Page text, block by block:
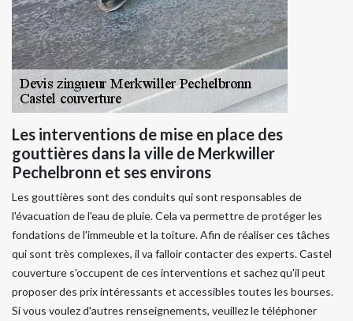
Les interventions de mise en place des
gouttières dans la ville de Merkwiller
Pechelbronn et ses environs
Les gouttières sont des conduits qui sont responsables de
l'évacuation de l'eau de pluie. Cela va permettre de protéger les
fondations de l'immeuble et la toiture. Afin de réaliser ces tâches
qui sont très complexes, il va falloir contacter des experts. Castel
couverture s'occupent de ces interventions et sachez qu'il peut
proposer des prix intéressants et accessibles toutes les bourses.
Si vous voulez d'autres renseignements, veuillez le téléphoner